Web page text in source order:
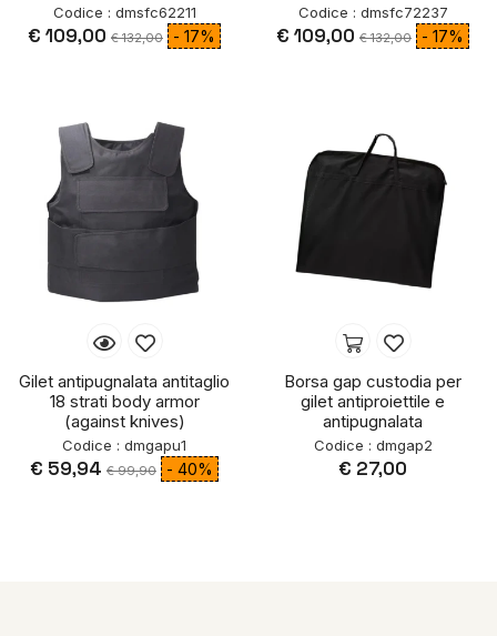
Codice : dmsfc62211
€ 109,00 € 132,00 - 17%
Codice : dmsfc72237
€ 109,00 € 132,00 - 17%
Gilet antipugnalata antitaglio
18 strati body armor
(against knives)
Codice : dmgapu1
€ 59,94 € 99,90 - 40%
Borsa gap custodia per
gilet antiproiettile e
antipugnalata
Codice : dmgap2
€ 27,00